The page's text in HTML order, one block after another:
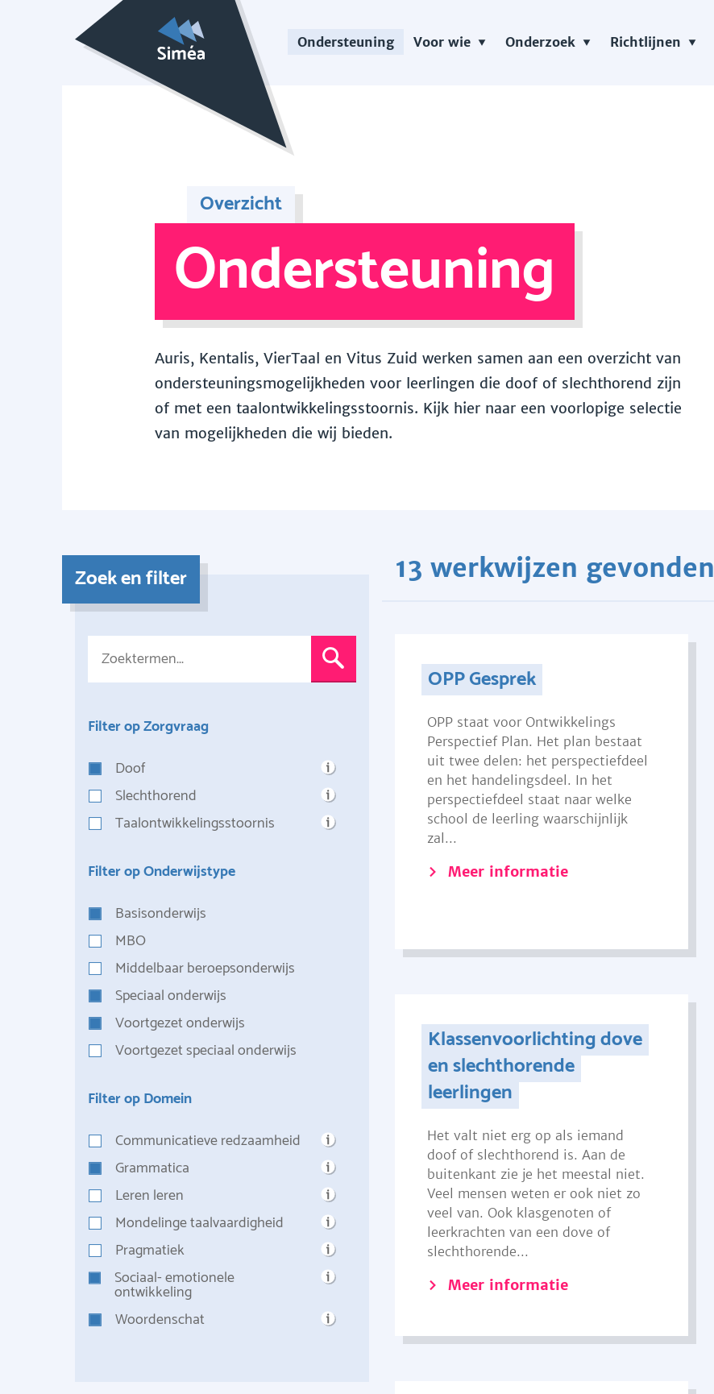
Ondersteuning Voor wie Onderzoek Richtlijnen
Overzicht
Ondersteuning
Auris, Kentalis, VierTaal en Vitus Zuid werken samen aan een overzicht van
ondersteuningsmogelijkheden voor leerlingen die doof of slechthorend zijn
of met een taalontwikkelingsstoornis. Kijk hier naar een voorlopige selectie
van mogelijkheden die wij bieden.
Zoek en filter
Filter op Zorgvraag
Doof
Slechthorend
Taalontwikkelingsstoornis
Filter op Onderwijstype
Basisonderwijs
MBO
Middelbaar beroepsonderwijs
Speciaal onderwijs
Voortgezet onderwijs
Voortgezet speciaal onderwijs
Filter op Domein
Communicatieve redzaamheid
Grammatica
Leren leren
Mondelinge taalvaardigheid
Pragmatiek
Sociaal- emotionele
ontwikkeling
Woordenschat
13 werkwijzen gevonden
OPP Gesprek
OPP staat voor Ontwikkelings
Perspectief Plan. Het plan bestaat
uit twee delen: het perspectiefdeel
en het handelingsdeel. In het
perspectiefdeel staat naar welke
school de leerling waarschijnlijk
zal...
Meer informatie
Klassenvoorlichting dove
en slechthorende
leerlingen
Het valt niet erg op als iemand
doof of slechthorend is. Aan de
buitenkant zie je het meestal niet.
Veel mensen weten er ook niet zo
veel van. Ook klasgenoten of
leerkrachten van een dove of
slechthorende...
Meer informatie